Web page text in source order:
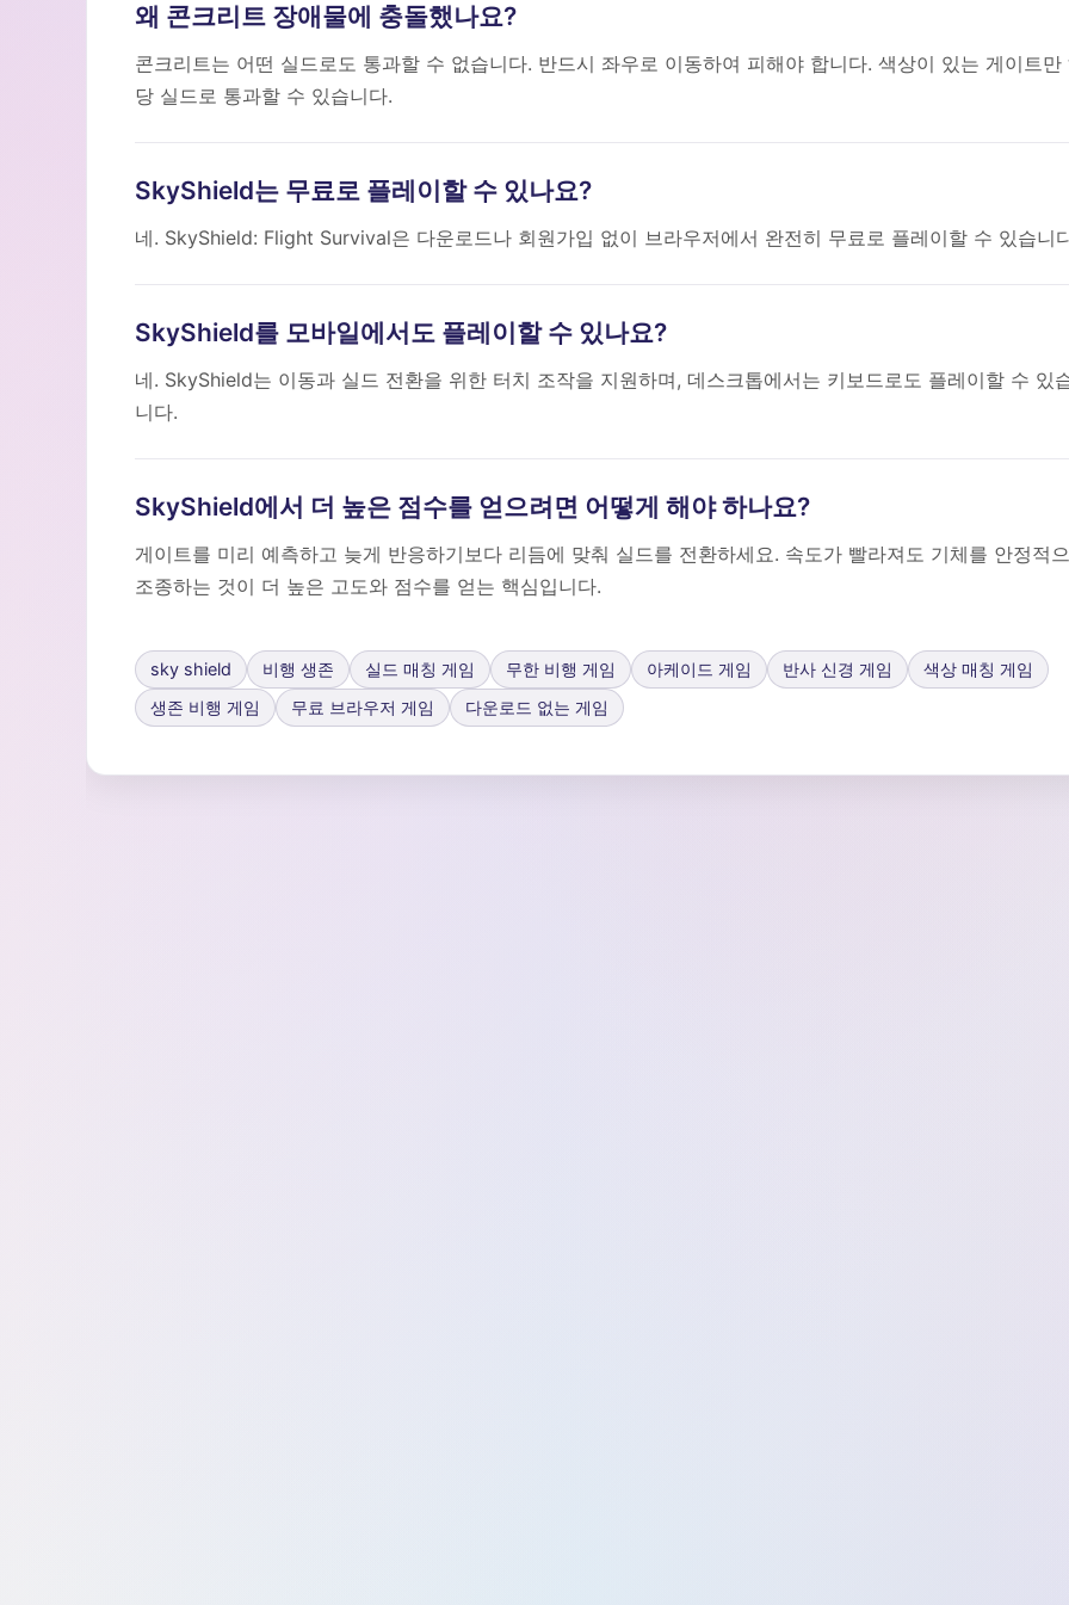
왜 콘크리트 장애물에 충돌했나요?
콘크리트는 어떤 실드로도 통과할 수 없습니다. 반드시 좌우로 이동하여 피해야 합니다. 색상이 있는 게이트만
당 실드로 통과할 수 있습니다.
SkyShield는 무료로 플레이할 수 있나요?
네. SkyShield: Flight Survival은 다운로드나 회원가입 없이 브라우저에서 완전히 무료로 플레이할 수 있습니
SkyShield를 모바일에서도 플레이할 수 있나요?
네. SkyShield는 이동과 실드 전환을 위한 터치 조작을 지원하며, 데스크톱에서는 키보드로도 플레이할 수 있
니다.
SkyShield에서 더 높은 점수를 얻으려면 어떻게 해야 하나요?
게이트를 미리 예측하고 늦게 반응하기보다 리듬에 맞춰 실드를 전환하세요. 속도가 빨라져도 기체를 안정적
조종하는 것이 더 높은 고도와 점수를 얻는 핵심입니다.
sky shield 비행 생존 실드 매칭 게임 무한 비행 게임 아케이드 게임 반사 신경 게임
색상 매칭 게임
생존 비행 게임
무료 브라우저 게임 다운로드 없는 게임